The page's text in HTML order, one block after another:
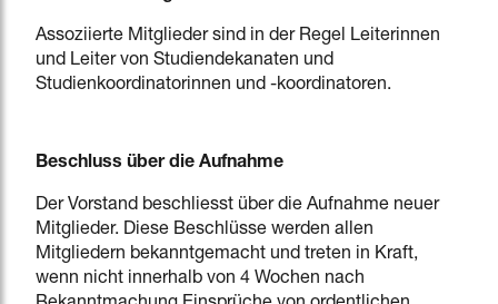
Assoziierte Mitglieder sind in der Regel Leiterinnen
und Leiter von Studiendekanaten und
Studienkoordinatorinnen und -koordinatoren.
Beschluss über die Aufnahme
Der Vorstand beschliesst über die Aufnahme neuer
Mitglieder. Diese Beschlüsse werden allen
Mitgliedern bekanntgemacht und treten in Kraft,
wenn nicht innerhalb von 4 Wochen nach